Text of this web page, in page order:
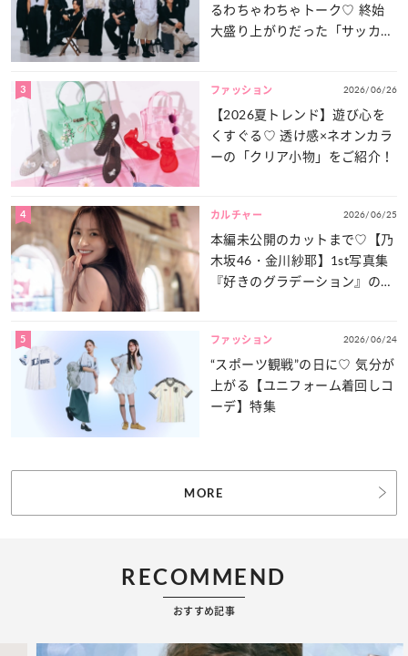
るわちゃわちゃトーク♡ 終始
大盛り上がりだった「サッカー
3 ファッション 2026/06/26
【2026夏トレンド】遊び心を
くすぐる♡ 透け感×ネオンカラ
ーの「クリア小物」をご紹介！
4 カルチャー 2026/06/25
本編未公開のカットまで♡【乃
木坂46・金川紗耶】1st写真集
『好きのグラデーション』の魅
5 ファッション 2026/06/24
“スポーツ観戦”の日に♡ 気分が
上がる【ユニフォーム着回しコ
ーデ】特集
MORE
RECOMMEND
おすすめ記事